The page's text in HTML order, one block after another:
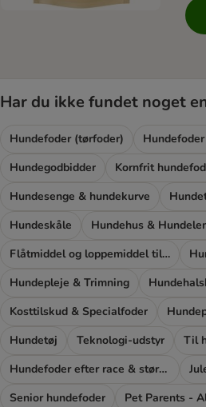
Har du ikke fundet noget
Hundefoder (tørfoder)
Hundegodbidder
Kornfrit
Hundesenge & hundekurve
Hundeskåle
Hundehus &
Flåtmiddel og loppemiddel til hunde
Hundepleje & Trimning
Kosttilskud & Specialfoder
Hundetøj
Teknologi-udstyr Til
Hundefoder efter race & størrelse
Senior hundefoder
Pet Parents -